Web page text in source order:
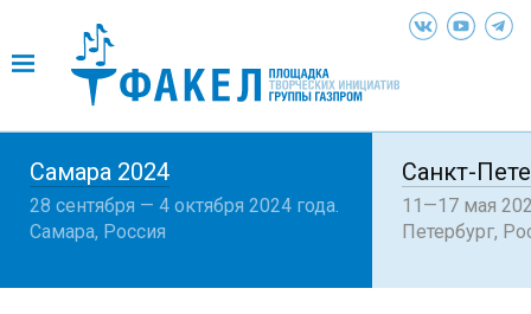
Санкт-
11—17 мая
Петербург,
Самара 2024
28 сентября — 4 октября 2024 года.
Самара, Россия